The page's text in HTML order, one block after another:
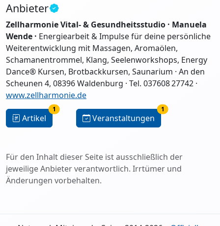
Anbieter
Zellharmonie Vital- & Gesundheitsstudio · Manuela
Wende · Energiearbeit & Impulse für deine persönliche
Weiterentwicklung mit Massagen, Aromaölen,
Schamanentrommel, Klang, Seelenworkshops, Energy
Dance® Kursen, Brotbackkursen, Saunarium · An den
Scheunen 4, 08396 Waldenburg · Tel. 037608 27742 ·
www.zellharmonie.de
Artikel
1
Veranstaltungen
1
Für den Inhalt dieser Seite ist ausschließlich der
jeweilige Anbieter verantwortlich. Irrtümer und
Änderungen vorbehalten.